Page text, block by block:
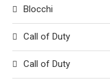
Blocchi
Call of Duty
Call of Duty